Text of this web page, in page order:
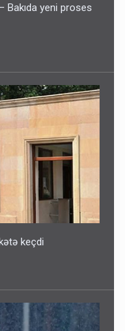
Bakıda yeni proses
keçdi